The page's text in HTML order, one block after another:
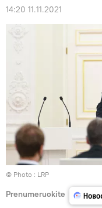
14:20 11.11.2021
© Photo : LRP
Prenumeruokite